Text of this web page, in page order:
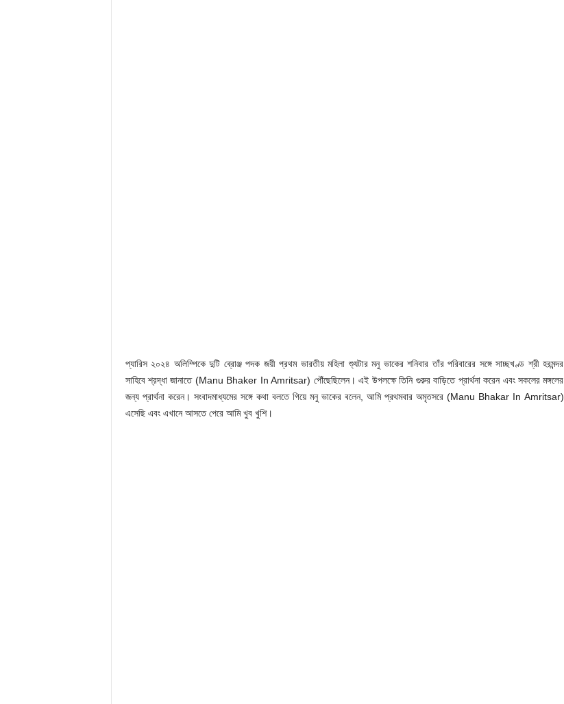
প্যারিস ২০২৪ অলিম্পিকে দুটি ব্রোঞ্জ পদক জয়ী প্রথম ভারতীয় মহিলা শ্যুটার মনু ভাকের শনিবার তাঁর পরিবারের সঙ্গে সাচ্ছখণ্ড শ্রী হরমন্দর
সাহিবে শ্রদ্ধা জানাতে (Manu Bhaker In Amritsar) পৌঁছেছিলেন। এই উপলক্ষে তিনি গুরুর বাড়িতে প্রার্থনা করেন এবং সকলের মঙ্গলের
জন্য প্রার্থনা করেন। সংবাদমাধ্যমের সঙ্গে কথা বলতে গিয়ে মনু ভাকের বলেন, আমি প্রথমবার অমৃতসরে (Manu Bhakar In Amritsar)
এসেছি এবং এখানে আসতে পেরে আমি খুব খুশি।